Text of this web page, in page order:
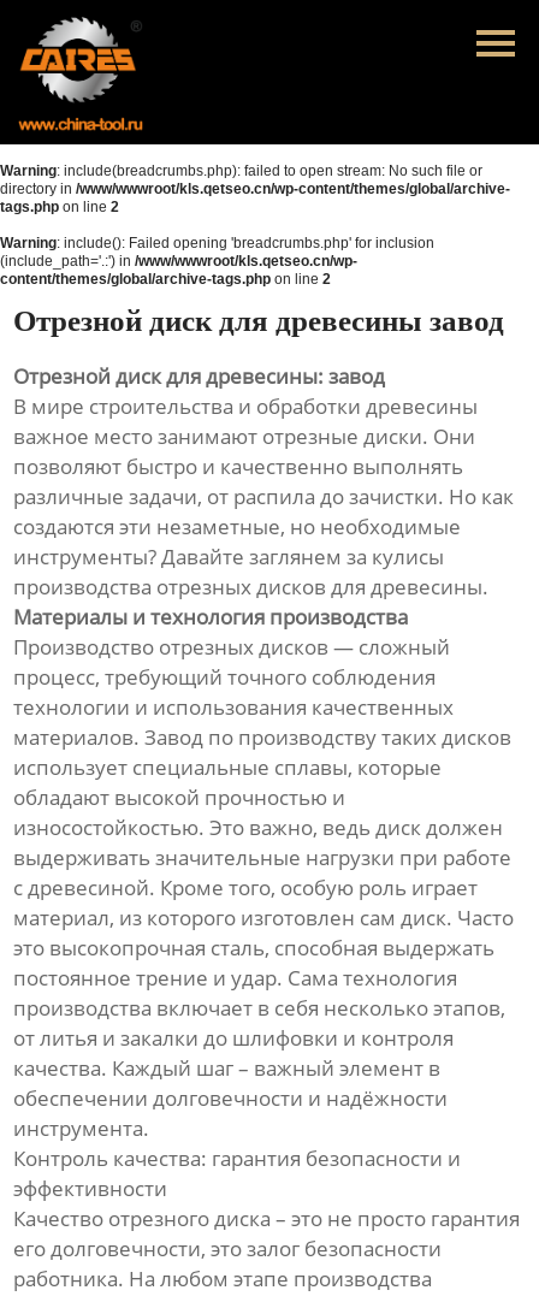
Главная
Продукция
О нас
Контакты
Warning: include(breadcrumbs.php): failed to open stream: No such file or
directory in /www/wwwroot/kls.qetseo.cn/wp-content/themes/global/archive-
tags.php on line 2
Warning: include(): Failed opening 'breadcrumbs.php' for inclusion
(include_path='.:') in /www/wwwroot/kls.qetseo.cn/wp-
content/themes/global/archive-tags.php on line 2
Отрезной диск для древесины завод
Отрезной диск для древесины: завод
В мире строительства и обработки древесины
важное место занимают отрезные диски. Они
позволяют быстро и качественно выполнять
различные задачи, от распила до зачистки. Но как
создаются эти незаметные, но необходимые
инструменты? Давайте заглянем за кулисы
производства отрезных дисков для древесины.
Материалы и технология производства
Производство отрезных дисков — сложный
процесс, требующий точного соблюдения
технологии и использования качественных
материалов. Завод по производству таких дисков
использует специальные сплавы, которые
обладают высокой прочностью и
износостойкостью. Это важно, ведь диск должен
выдерживать значительные нагрузки при работе
с древесиной. Кроме того, особую роль играет
материал, из которого изготовлен сам диск. Часто
это высокопрочная сталь, способная выдержать
постоянное трение и удар. Сама технология
производства включает в себя несколько этапов,
от литья и закалки до шлифовки и контроля
качества. Каждый шаг – важный элемент в
обеспечении долговечности и надёжности
инструмента.
Контроль качества: гарантия безопасности и
эффективности
Качество отрезного диска – это не просто гарантия
его долговечности, это залог безопасности
работника. На любом этапе производства